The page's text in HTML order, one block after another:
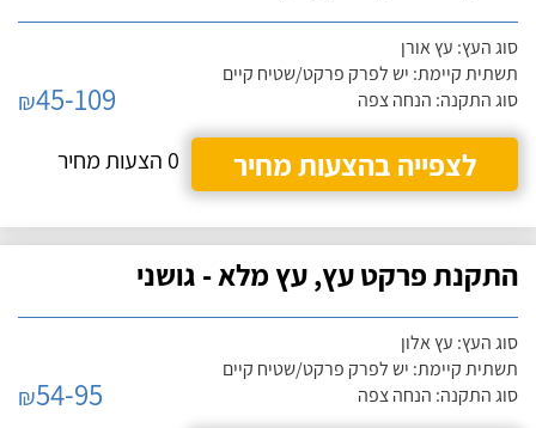
סוג העץ: עץ אורן
תשתית קיימת: יש לפרק פרקט/שטיח קיים
סוג התקנה: הנחה צפה
₪45-109
לצפייה בהצעות מחיר
0 הצעות מחיר
התקנת פרקט עץ, עץ מלא - גושני
סוג העץ: עץ אלון
תשתית קיימת: יש לפרק פרקט/שטיח קיים
סוג התקנה: הנחה צפה
₪54-95